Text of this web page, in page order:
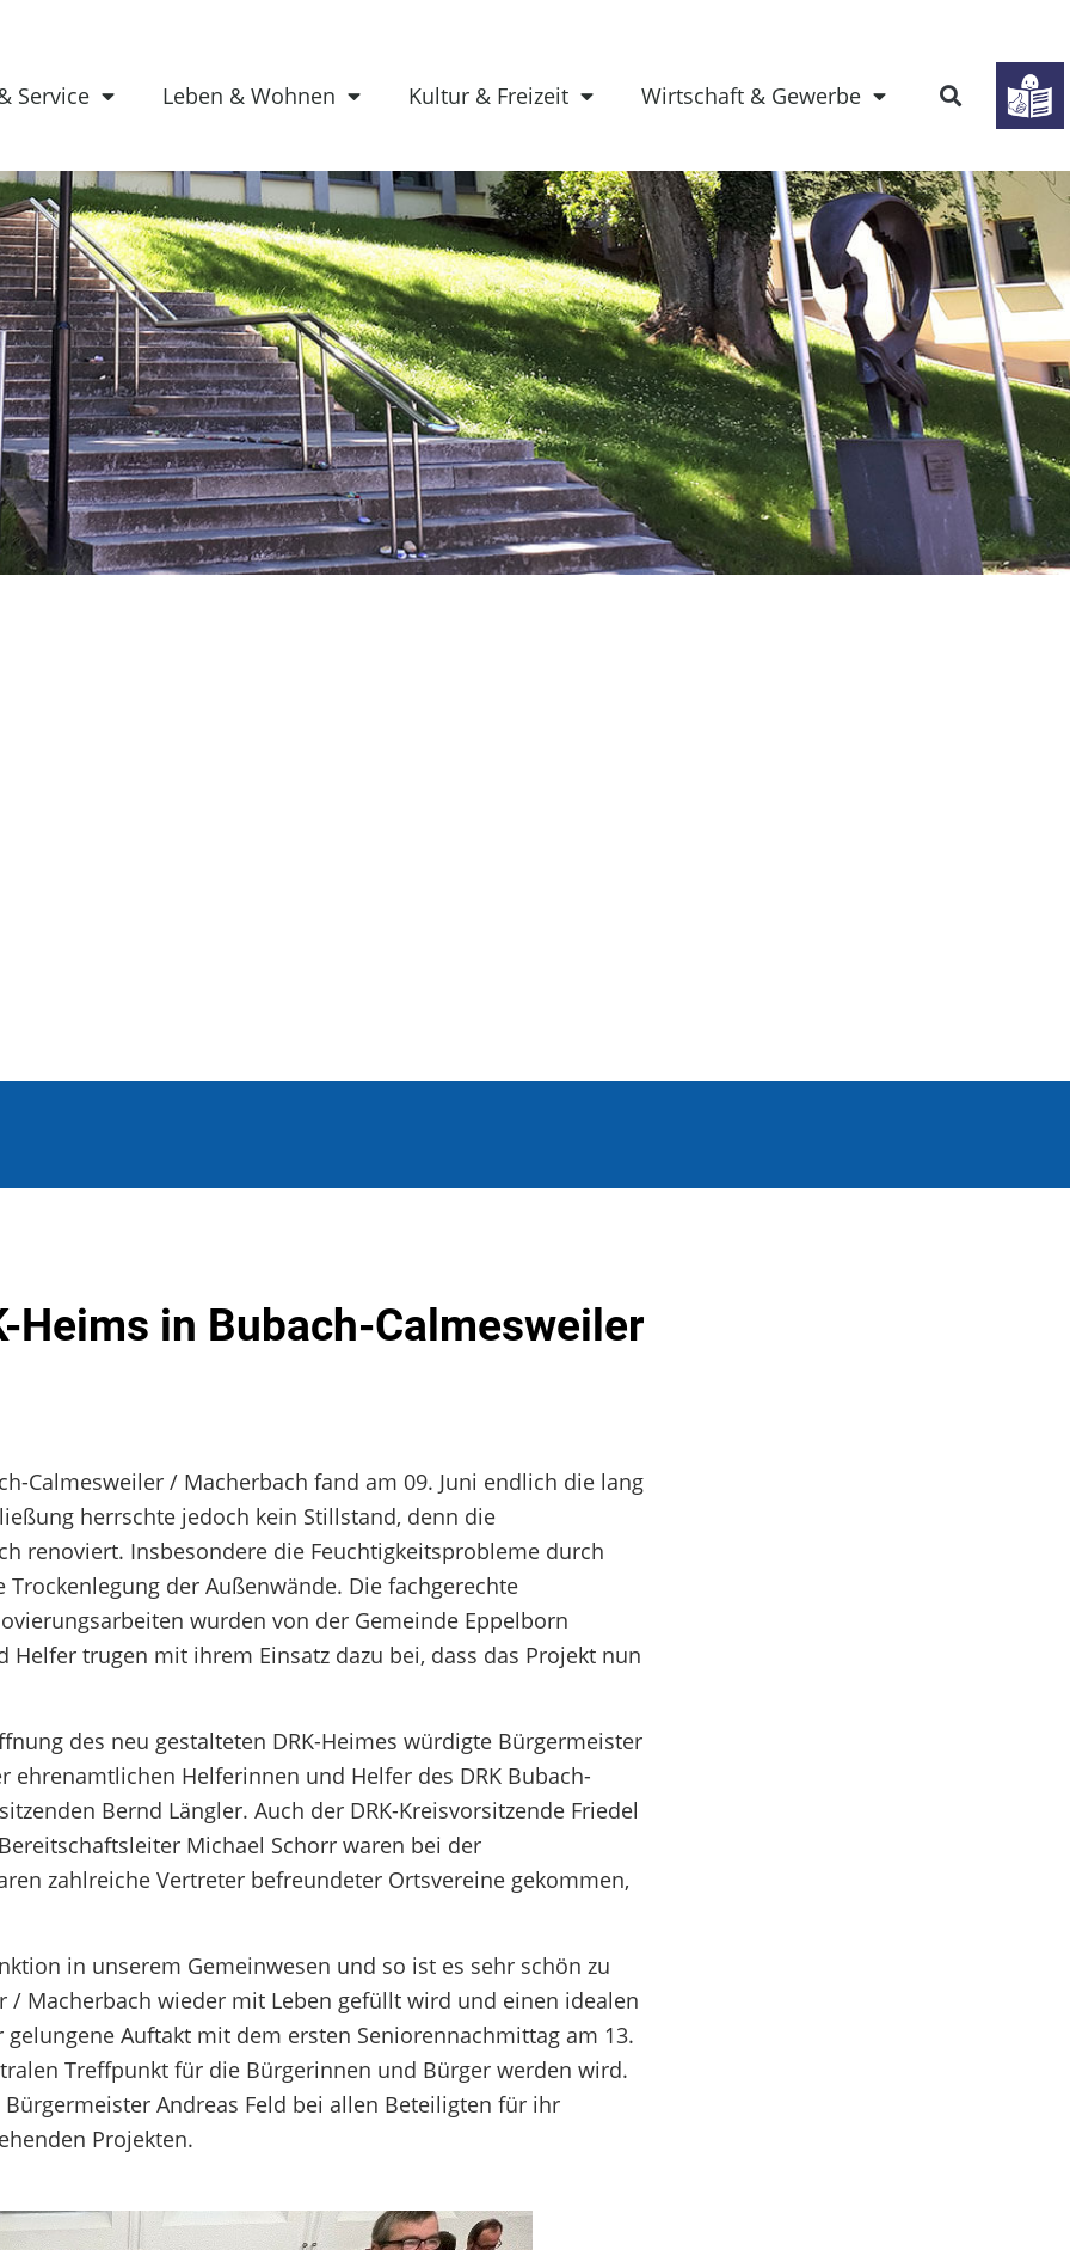
Service Leben & Wohnen Kultur & Freizeit Wirtschaft & Gewerbe
Heims in Bubach-Calmesweiler
Calmesweiler / Macherbach fand am 09. Juni endlich die lang
herrschte jedoch kein Stillstand, denn die
renoviert. Insbesondere die Feuchtigkeitsprobleme durch
der Außenwände. Die fachgerechte
wurden von der Gemeinde Eppelborn
trugen mit ihrem Einsatz dazu bei, dass das Projekt nun
des neu gestalteten DRK-Heimes würdigte Bürgermeister
ehrenamtlichen Helferinnen und Helfer des DRK Bubach-
Bernd Längler. Auch der DRK-Kreisvorsitzende Friedel
Michael Schorr waren bei der
zahlreiche Vertreter befreundeter Ortsvereine gekommen,
in unserem Gemeinwesen und so ist es sehr schön zu
/ Macherbach wieder mit Leben gefüllt wird und einen idealen
Auftakt mit dem ersten Seniorennachmittag am 13.
Treffpunkt für die Bürgerinnen und Bürger werden wird.
Andreas Feld bei allen Beteiligten für ihr
Projekten.